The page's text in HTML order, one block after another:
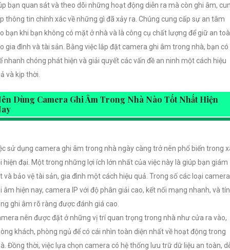
bạn quan sát và theo dõi những hoạt động diễn ra mà còn ghi âm,
thông tin chính xác về những gì đã xảy ra. Chúng cung cấp sự an tâm
bạn khi bạn không có mặt ở nhà và là công cụ chất lượng để giữ an
gia đình và tài sản. Bằng việc lắp đặt camera ghi âm trong nhà, bạn có
nhanh chóng phát hiện và giải quyết các vấn đề an ninh một cách hiệu
và kịp thời.
Dùng Camera Ghi Âm Trong Nhà Nào Tốt Nhất Hiện
sử dụng camera ghi âm trong nhà ngày càng trở nên phổ biến trong
hiện đại. Một trong những lợi ích lớn nhất của việc này là giúp bạn giám
và bảo vệ tài sản, gia đình một cách hiệu quả. Trong số các loại camera
âm hiện nay, camera IP với độ phân giải cao, kết nối mạng nhanh, và
ghi âm rõ ràng được đánh giá cao.
nên được đặt ở những vị trí quan trọng trong nhà như cửa ra vào,
khách, phòng ngủ để có cái nhìn toàn diện nhất về hoạt động trong
Đồng thời, việc lựa chọn camera có hệ thống lưu trữ dữ liệu an toàn,